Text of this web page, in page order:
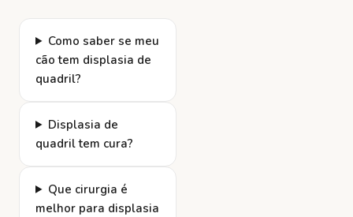
Como saber se meu
cão tem displasia de
quadril?
Displasia de
quadril tem cura?
Que cirurgia é
melhor para displasia